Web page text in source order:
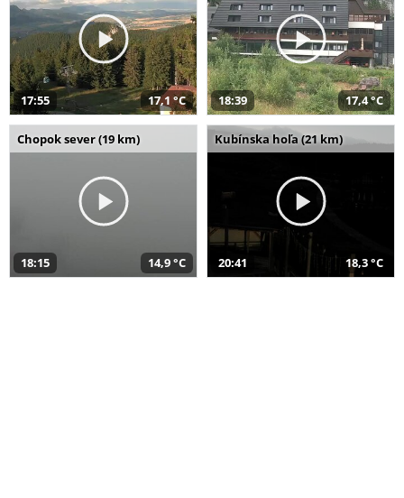
17:55 17,1 °C 18:39 17,4 °C
Chopok sever (19 km)
18:15 14,9 °C
Kubínska hoľa (21 km)
20:41 18,3 °C